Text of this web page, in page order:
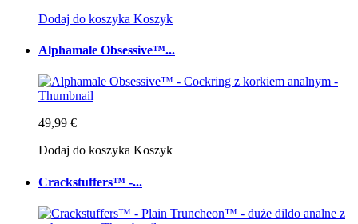
Dodaj do koszyka Koszyk
Alphamale Obsessive™...
49,99 €
Dodaj do koszyka Koszyk
Crackstuffers™ -...